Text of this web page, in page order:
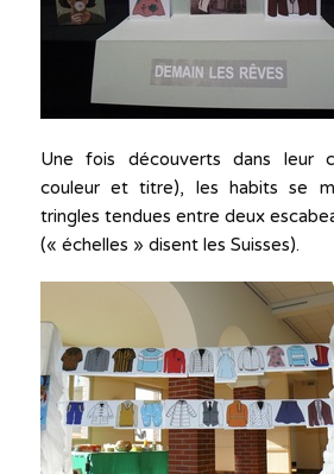
Une fois découverts dans leur
couleur et titre), les habits se
tringles tendues entre deux
(« échelles » disent les Suisses).